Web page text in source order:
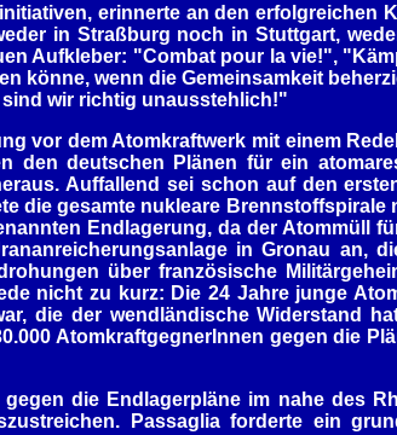
erinnerte an den erfolgreichen
in Straßburg noch in Stuttgart,
Aufkleber: "Combat pour la vie!",
könne, wenn die Gemeinsamkeit
wir richtig unausstehlich!"
vor dem Atomkraftwerk mit einem
den deutschen Plänen für ein
Auffallend sei schon auf den
die gesamte nukleare
Endlagerung, da der Atommüll
in Gronau an,
über französische
nicht zu kurz: Die 24 Jahre junge
die der wendländische Widerstand
AtomkraftgegnerInnen gegen die
die Endlagerpläne im nahe des
Passaglia forderte ein